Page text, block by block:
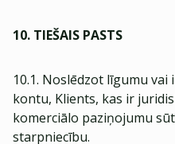
10. TIEŠAIS PASTS
10.1. Noslēdzot līgumu
kontu, Klients, kas ir
komerciālo paziņojumu
starpniecību.